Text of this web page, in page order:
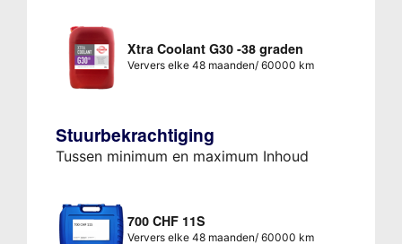
Xtra Coolant G30 -38 graden
Ververs elke 48 maanden/ 60000 km
Stuurbekrachtiging
Tussen minimum en maximum Inhoud
700 CHF 11S
Ververs elke 48 maanden/ 60000 km